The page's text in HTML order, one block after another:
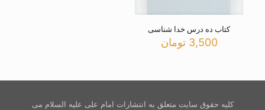
کتاب ده درس خدا شناسی
3,500 تومان
کلیه حقوق سایت متعلق به انتشارات امام علی علیه السلام می